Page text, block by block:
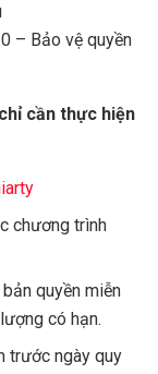
– Bảo vệ quyền
cần thực hiện
chương trình
quyền miễn
có hạn.
trước ngày quy